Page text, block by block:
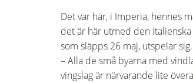
Det var här, i Imperia, hennes
det är här utmed den
som släpps 26 maj, utspelar sig.
– Alla de små byarna med
vingslag är närvarande lite